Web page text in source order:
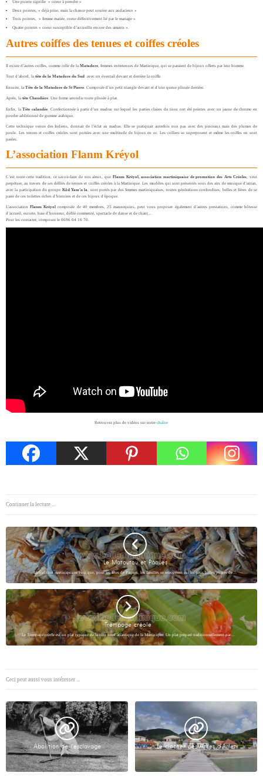
Une pointe signifie » coeur à prendre »
Deux pointes, « déjà prise, mais la chance peut sourire aux audacieux »
Trois pointes, » femme mariée, coeur définitivement lié par le mariage »
Quatre pointes « coeur susceptible d’accueillir encore des amants ».
Autres coiffes des tenues et coiffes créoles
Il existe d’autres coiffes, comme celle de la Matadore, femmes entretenues de Martinique, qui se paraient de bijoux offerts par leur homme.
Tout d’abord, la tête de la Matadore du Sud avec un éventail devant et derrière la coiffe.
Ensuite, la Tête de la Matadore de St Pierre. Composée d’un petit triangle devant et d’une queue plissée derrière.
Après, la tête Chaudière. Une forme arrondie toute plissée à plat.
Enfin, laTête calandée. Confectionnée à partir d’un madras sur lequel les parties claires du tissu ont été peintes avec un jaune de chrome en
poudre additionné de gomme arabique.
Cette technique venue des Indiens, donnait de l’éclat au madras. Elle se pratiquait autrefois non pas avec des pinceaux mais des plumes de
poule. Les tenues et coiffes créoles sont portées avec une multitude de bijoux en or. Les colliers se superposent et même les coiffes en sont
parées.
L’association Flanm Kréyol
C’est toute cette tradition, ce savoir-faire de nos aïeux, que Flanm Kréyol, association martiniquaise de promotion des Arts Créoles , veut
perpétuer, au travers de ses défilés de tenues et coiffes créoles à la Martinique. Les modèles qui sont présentés sous des airs de musique d’antan,
avec la participation du groupe Kôd Yam’n la
, sont portés par des femmes martiniquaises, toutes générations confondues, belles et fières de se
parer de ces toilettes riches d’histoires et de ces bijoux d’époque.
L’associationFlanm Kréyol composée de 40 membres, 25 mannequins, peut vous proposer également d’autres prestations, comme hôtesse
d’accueil, escorte, haie d’honneur, défilé commenté, spectacle de danse et de chant…
Pour les contacter, composez le 0696 04 16 70.
Retrouvez plus de vidéos sur notre chaîne
Continuer la lecture ...
Le Matoutou et Pâques
La tradition martiniquaise veut que, pour les fêtes de Pâques, les familles se retrouvent sur les plus belles plages de…
Trempage créole
Le Trempage créole est un plat typique de la côte nord atlantique de la Martinique. Un plat préparé traditionnellement par…
Ceci peut aussi vous intéresser ...
Abolition de l’esclavage Le clocher des Anses d’Arlet